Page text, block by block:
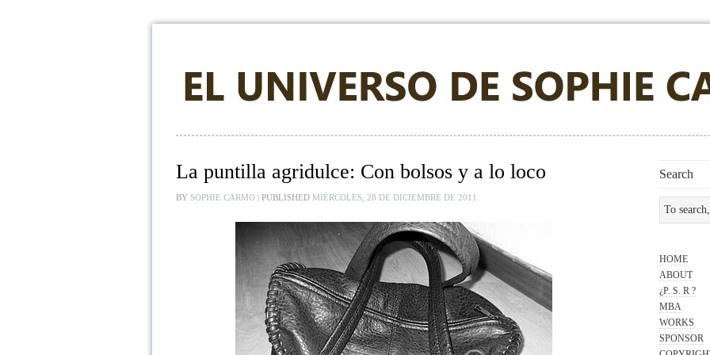
La puntilla agridulce: Con bolsos y a lo loco
BY SOPHIE CARMO | PUBLISHED MIÉRCOLES, 28 DE DICIEMBRE DE 2011
Search
HOME
ABOUT
¿P. S. R ?
MBA
WORKS
SPONSOR